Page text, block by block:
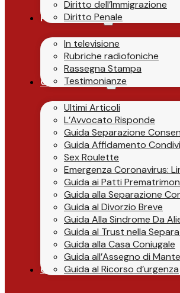
Diritto dell’Immigrazione
Diritto Penale
Parlano di Noi
In televisione
Rubriche radiofoniche
Rassegna Stampa
Testimonianze
Guide & News
Ultimi Articoli
L’Avvocato Risponde
Guida Separazione
Guida Affidamento
Sex Roulette
Emergenza Coronavirus:
Guida ai Patti
Guida alla Separazione
Guida al Divorzio Breve
Guida Alla Sindrome Da
Guida al Trust nella
Guida alla Casa Coniugale
Guida all’Assegno di
Guida al Ricorso d’urgenza
Contatti